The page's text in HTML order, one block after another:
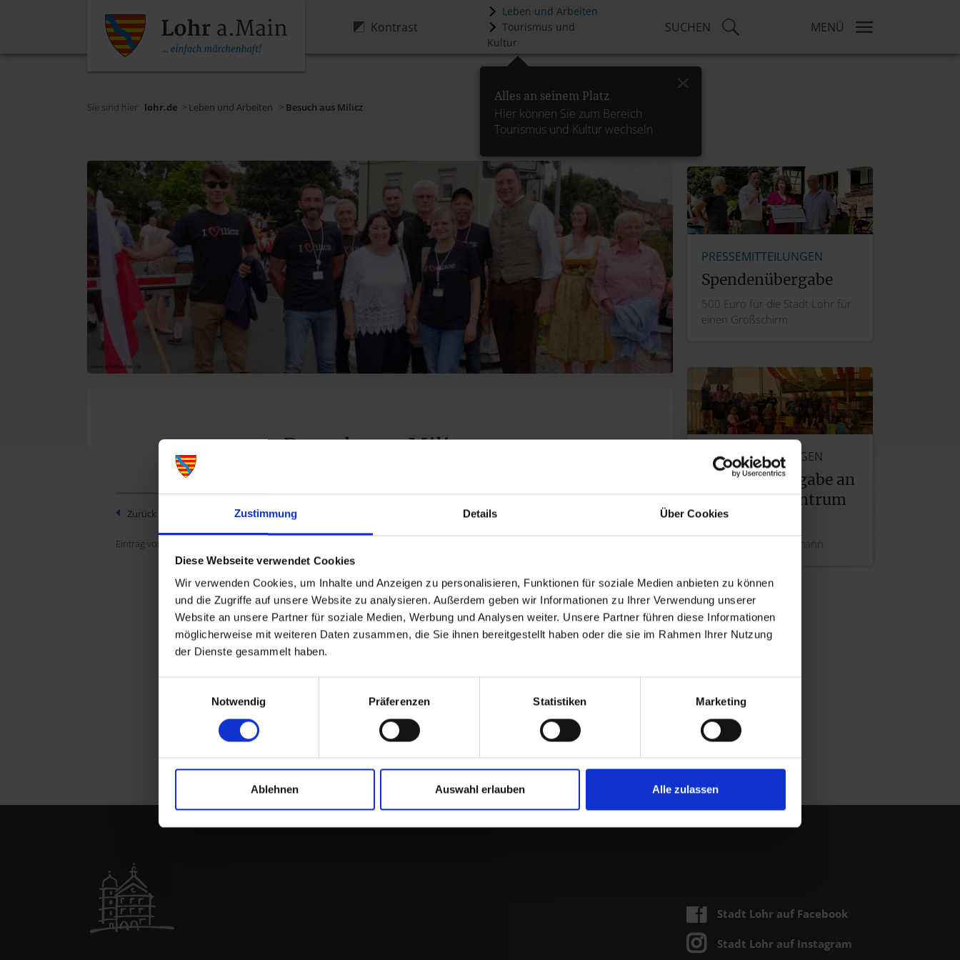
Zustimmung Details Über Cookies
Diese Webseite verwendet Cookies
Wir verwenden Cookies, um Inhalte und Anzeigen zu personalisieren, Funktionen für soziale Medien anbieten zu können
und die Zugriffe auf unsere Website zu analysieren. Außerdem geben wir Informationen zu Ihrer Verwendung unserer
Website an unsere Partner für soziale Medien, Werbung und Analysen weiter. Unsere Partner führen diese Informationen
möglicherweise mit weiteren Daten zusammen, die Sie ihnen bereitgestellt haben oder die sie im Rahmen Ihrer Nutzung
der Dienste gesammelt haben.
Notwendig
Präferenzen Statistiken Marketing
Ablehnen Auswahl erlauben Alle zulassen
Kontrast
Leben und Arbeiten
Tourismus und
Kultur
Alles an seinem Platz
Hier können Sie zum Bereich
Tourismus und Kultur wechseln
x
SUCHEN MENÜ
Sie sind hier: lohr.de > Leben und Arbeiten > Besuch aus Milicz
Besuch aus Milicz
Zurück zur Übersicht
Eintrag vom 30.07.2024, 18:03 Uhr
Partnerstadt Milicz. Bürgermeister Wojciech Piskozub kam mit
einer offiziellen Delegation nach Lohr.
Abend durfte die Teilnahme bei der Eröffnung der
Spessartfestwoche natürlich nicht fehlen.
Am Samstag ging es mit Michael Neuner, dem Leiter der
städtischen Forstverwaltung zum Beilstein. Schwerpunkt der
Wanderung waren Aspekte des Artenschutzes, der Ökologie,
der Naherholung und des Wasserschutzes im Stadtwald. Es
wurden auch Strategien vorgestellt, wie man diese Aspekte
optimal mit der Bewirtschaftung in Einklang bringt.
Foto: Ernst Huber
PRESSEMITTEILUNGEN
Spendenübergabe
500 Euro für die Stadt Lohr für
einen Großschirm
PRESSEMITTEILUNGEN
Spendenübergabe an
das Jugendzentrum
Lohr
Festwirtsfamilie Widmann
Stadt Lohr auf Facebook
Stadt Lohr auf Instagram